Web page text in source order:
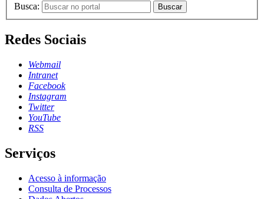
Busca: Buscar
Redes Sociais
Webmail
Intranet
Facebook
Instagram
Twitter
YouTube
RSS
Serviços
Acesso à informação
Consulta de Processos